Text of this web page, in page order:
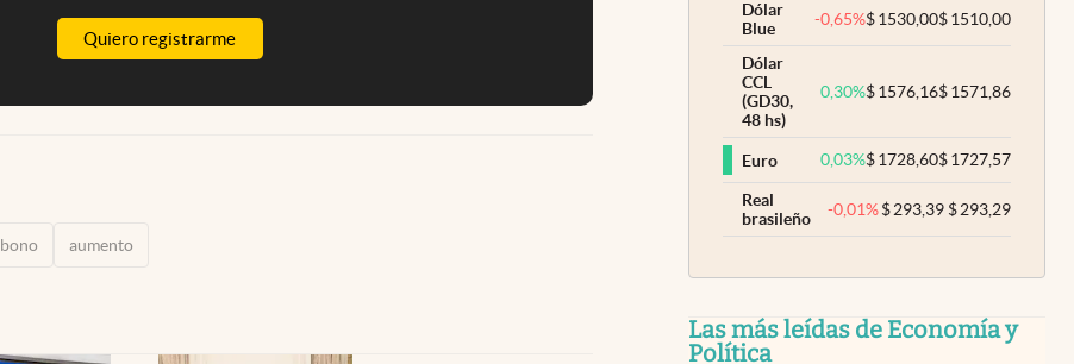
Quiero registrarme
bono aumento
Dólar
Blue
-0,65%$1530,00$1510,00
Dólar
CCL
(GD30,
48 hs)
0,30%$1576,16$1571,86
Euro 0,03%$1728,60$1727,57
Real
brasileño
-0,01% $293,39 $293,29
Las más leídas de Economía y
Política